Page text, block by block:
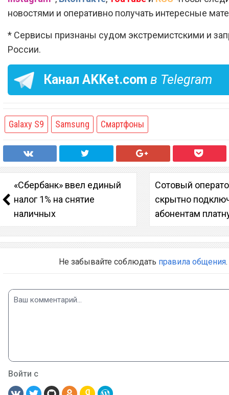
новостями и оперативно получать интересные
* Сервисы признаны судом экстремистскими и
России.
Канал AKKet.com в Telegram
Galaxy S9 Samsung Смартфоны
«Сбербанк» ввел единый
налог 1% на снятие
наличных
Сотовый
скрытно
абонентам
Не забывайте соблюдать правила общения.
Войти с